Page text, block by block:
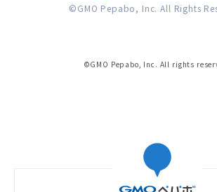
©GMO Pepabo, Inc. All Rights
©GMO Pepabo, Inc. All rights